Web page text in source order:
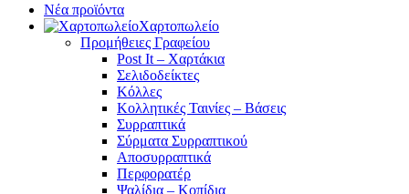
Νέα προϊόντα
Χαρτοπωλείο
Προμήθειες Γραφείου
Post It – Χαρτάκια
Σελιδοδείκτες
Κόλλες
Κολλητικές Ταινίες – Βάσεις
Συρραπτικά
Σύρματα Συρραπτικού
Αποσυρραπτικά
Περφορατέρ
Ψαλίδια – Κοπίδια